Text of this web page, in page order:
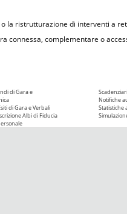
la ristrutturazione di interventi a
connessa, complementare o
di Gara e
di Gara e Verbali
Albi di Fiducia
Notifiche
Statistiche